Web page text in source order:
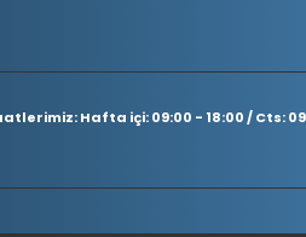
Hafta içi: 09:00 - 18:00 / Cts: